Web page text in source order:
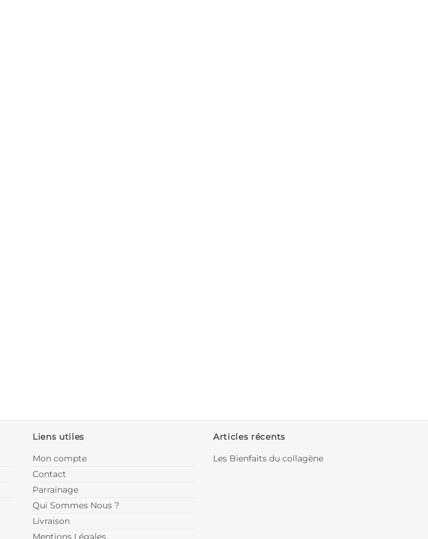
Liens utiles
Mon compte
Contact
Parrainage
Qui Sommes Nous ?
Livraison
Mentions Légales
Articles récents
Les Bienfaits du collagène